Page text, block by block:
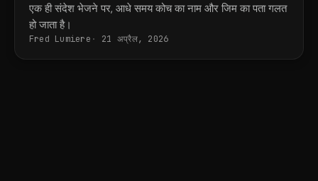
एक ही संदेश भेजने पर, आधे समय कोच का नाम और जिम का पता गलत
हो जाता है।
Fred Lumiere 21 अप्रैल, 2026